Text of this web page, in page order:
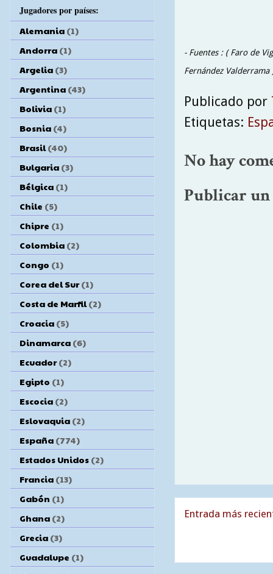
- Fuentes : ( Faro de
Fernández Valderrama
Publicado por
Etiquetas:
No hay
Publicar
Entrada más
Jugadores por países:
Alemania (1)
Andorra (1)
Argelia (3)
Argentina (43)
Bolivia (1)
Bosnia (4)
Brasil (40)
Bulgaria (3)
Bélgica (1)
Chile (5)
Chipre (1)
Colombia (2)
Congo (1)
Corea del Sur (1)
Costa de Marfil (2)
Croacia (5)
Dinamarca (6)
Ecuador (2)
Egipto (1)
Escocia (2)
Eslovaquia (2)
España (774)
Estados Unidos (2)
Francia (13)
Gabón (1)
Ghana (2)
Grecia (3)
Guadalupe (1)